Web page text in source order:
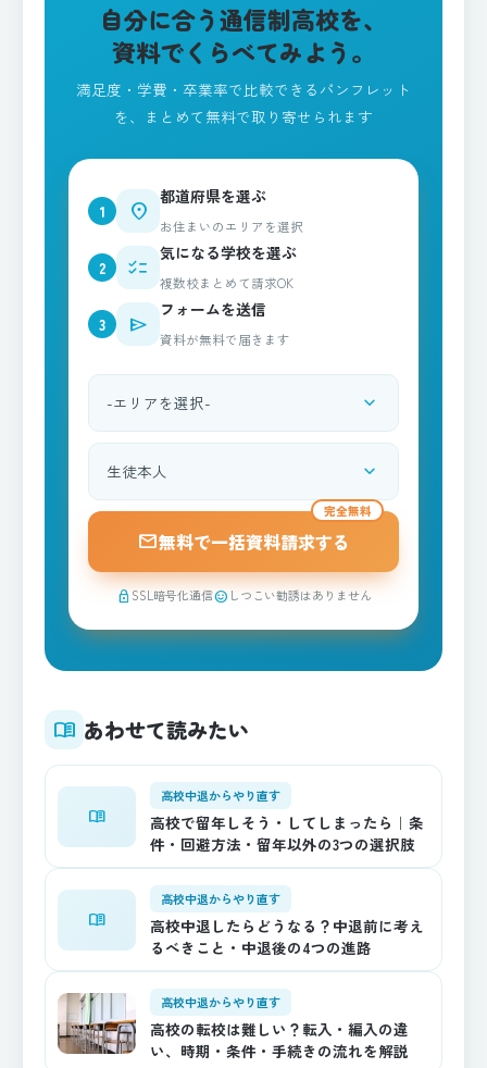
自分に合う通信制高校を、
資料でくらべてみよう。
満足度・学費・卒業率で比較できるパンフレット
を、まとめて無料で取り寄せられます
1 place
都道府県を選ぶ
お住まいのエリアを選択
2 checklist
気になる学校を選ぶ
複数校まとめて請求OK
3 send
フォームを送信
資料が無料で届きます
都道府県を選択 expand_more
資料請求される方 expand_more
完全無料
mail無料で一括資料請求する
lock SSL暗号化通信sentiment_satisfied しつこい勧誘はありません
menu_book あわせて読みたい
menu_book
高校中退からやり直す
高校で留年しそう・してしまったら｜条
件・回避方法・留年以外の3つの選択肢
menu_book
高校中退からやり直す
高校中退したらどうなる？中退前に考え
るべきこと・中退後の4つの進路
高校中退からやり直す
高校の転校は難しい？転入・編入の違
い、時期・条件・手続きの流れを解説